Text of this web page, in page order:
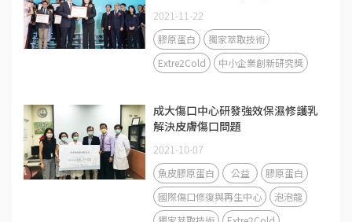
2021-11-22
膠原蛋白
獨家萃取技術
Extre2Cold
中小企業創新研究獎
成大傷口中心研發強效保濕修護乳
解決皮膚傷口問題
2021-10-07
魚皮膠原蛋白 公益
膠原蛋白
國際傷口修復與再生中心
泡泡龍